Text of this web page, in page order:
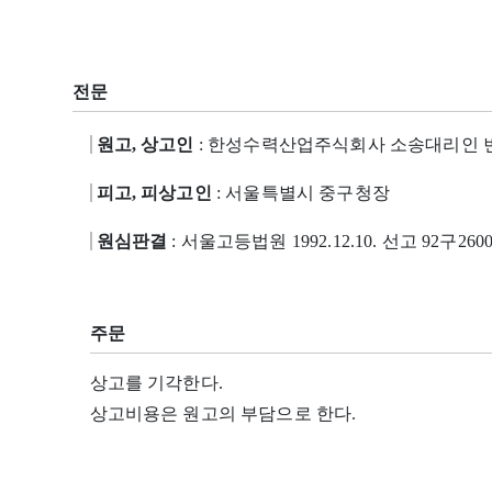
전문
원고, 상고인 : 한성수력산업주식회사 소송대리인
피고, 피상고인 : 서울특별시 중구청장
원심판결 : 서울고등법원 1992.12.10. 선고 92구
주문
상고를 기각한다.
상고비용은 원고의 부담으로 한다.